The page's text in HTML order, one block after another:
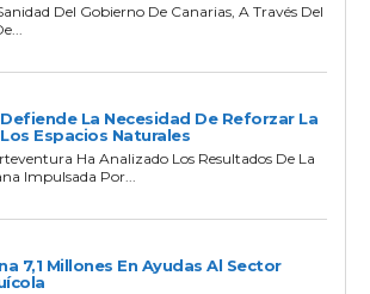
Del Gobierno De Canarias, A Través Del
La Necesidad De Reforzar La
Espacios Naturales
Ha Analizado Los Resultados De La
Impulsada Por...
7,1 Millones En Ayudas Al Sector